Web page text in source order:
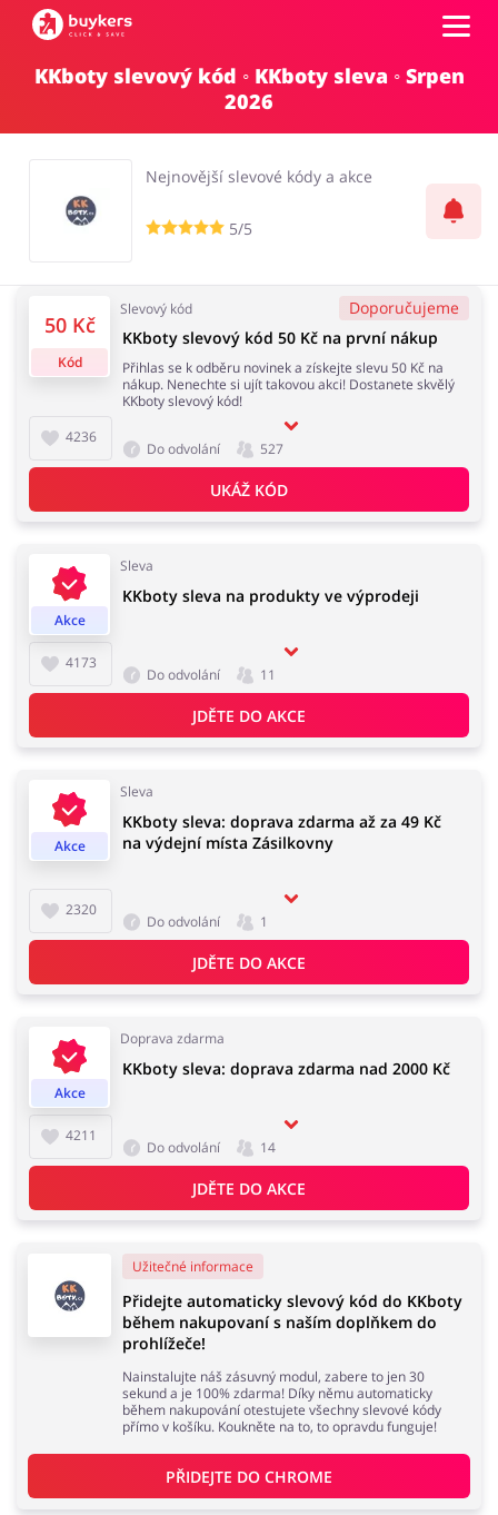
Kancelářské potřeby
Šperky a hodinky
Pro děti Dům, interiér a zahrada
Knihy, filmy, hry a hudba Erotika
Finance a pojištění Počítače foto a elektronika
Auto Oblečení, obuv a doplňky
Dárky a gadgety Sport a hobby
Domácnost a spotřebiče Turistika a cestování
Obchody
Registrovat
KKboty slevový kód ◦ KKboty sleva ◦ Srpen
2026
Nejnovější slevové kódy a akce
5/5
50 Kč
Kód
Slevový kód Doporučujeme
4236
KKboty slevový kód 50 Kč na první nákup
Přihlas se k odběru novinek a získejte slevu 50 Kč na
nákup. Nenechte si ujít takovou akci! Dostanete skvělý
KKboty slevový kód!
Do odvolání 527
UKÁŽ KÓD
Akce
Sleva
4173
KKboty sleva na produkty ve výprodeji
Do odvolání 11
JDĚTE DO AKCE
Akce
Sleva
2320
KKboty sleva: doprava zdarma až za 49 Kč
na výdejní místa Zásilkovny
Do odvolání 1
JDĚTE DO AKCE
Akce
Doprava zdarma
4211
KKboty sleva: doprava zdarma nad 2000 Kč
Do odvolání 14
JDĚTE DO AKCE
Užitečné informace
Přidejte automaticky slevový kód do KKboty
během nakupovaní s naším doplňkem do
prohlížeče!
Nainstalujte náš zásuvný modul, zabere to jen 30
sekund a je 100% zdarma! Díky němu automaticky
během nakupování otestujete všechny slevové kódy
přímo v košíku. Koukněte na to, to opravdu funguje!
PŘIDEJTE DO CHROME